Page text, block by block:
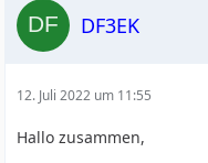
DF3EK
12. Juli 2022 um 11:55
Hallo zusammen,